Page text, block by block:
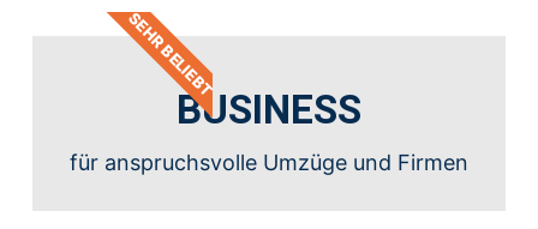
SEHR BELIEBT
BUSINESS
für anspruchsvolle Umzüge und Firmen